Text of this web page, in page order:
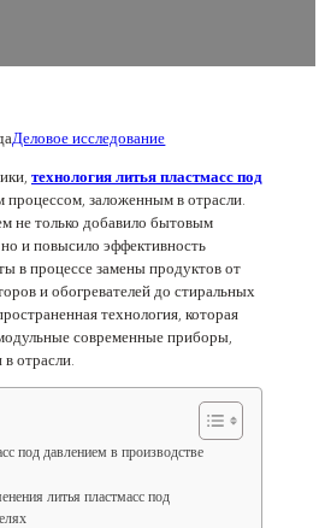
Деловое исследование
технология литья пластмасс под
процессом, заложенным в отрасли.
не только добавило бытовым
и повысило эффективность
в процессе замены продуктов от
и обогревателей до стиральных
технология, которая
современные приборы,
отрасли.
под давлением в производстве
литья пластмасс под